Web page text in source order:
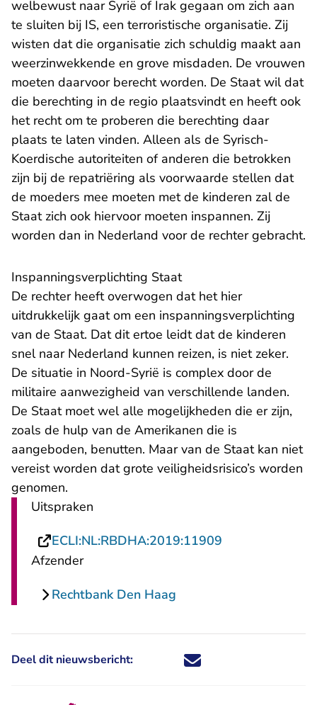
welbewust naar Syrië of Irak gegaan om zich aan
te sluiten bij IS, een terroristische organisatie. Zij
wisten dat die organisatie zich schuldig maakt aan
weerzinwekkende en grove misdaden. De vrouwen
moeten daarvoor berecht worden. De Staat wil dat
die berechting in de regio plaatsvindt en heeft ook
het recht om te proberen die berechting daar
plaats te laten vinden. Alleen als de Syrisch-
Koerdische autoriteiten of anderen die betrokken
zijn bij de repatriëring als voorwaarde stellen dat
de moeders mee moeten met de kinderen zal de
Staat zich ook hiervoor moeten inspannen. Zij
worden dan in Nederland voor de rechter gebracht.
Inspanningsverplichting Staat
De rechter heeft overwogen dat het hier
uitdrukkelijk gaat om een inspanningsverplichting
van de Staat. Dat dit ertoe leidt dat de kinderen
snel naar Nederland kunnen reizen, is niet zeker.
De situatie in Noord-Syrië is complex door de
militaire aanwezigheid van verschillende landen.
De Staat moet wel alle mogelijkheden die er zijn,
zoals de hulp van de Amerikanen die is
aangeboden, benutten. Maar van de Staat kan niet
vereist worden dat grote veiligheidsrisico’s worden
genomen.
Uitspraken
ECLI:NL:RBDHA:2019:11909
Afzender
Rechtbank Den Haag
Deel dit nieuwsbericht: Deel dit nieuwsbericht via X -
Deel dit nieuwsbericht via
Deel dit nieuwsbericht
Deel dit